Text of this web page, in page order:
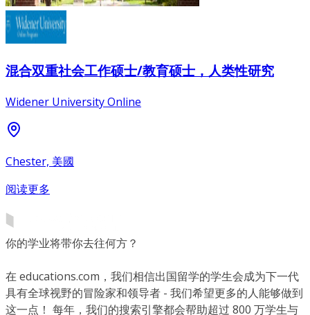
混合双重社会工作硕士/教育硕士，人类性研究
Widener University Online
Chester, 美國
阅读更多
你的学业将带你去往何方？
在 educations.com，我们相信出国留学的学生会成为下一代
具有全球视野的冒险家和领导者 - 我们希望更多的人能够做到
这一点！ 每年，我们的搜索引擎都会帮助超过 800 万学生与